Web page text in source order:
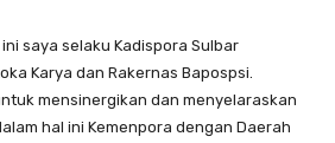
saya selaku Kadispora Sulbar
Karya dan Rakernas Bapospsi.
mensinergikan dan menyelaraskan
hal ini Kemenpora dengan Daerah